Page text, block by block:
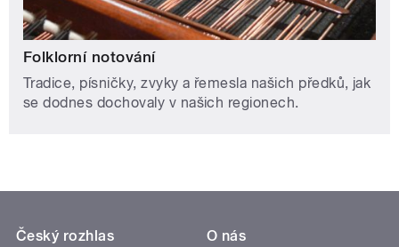
Folklorní notování
Tradice, písničky, zvyky a řemesla našich předků, jak
se dodnes dochovaly v našich regionech.
Český rozhlas
O nás